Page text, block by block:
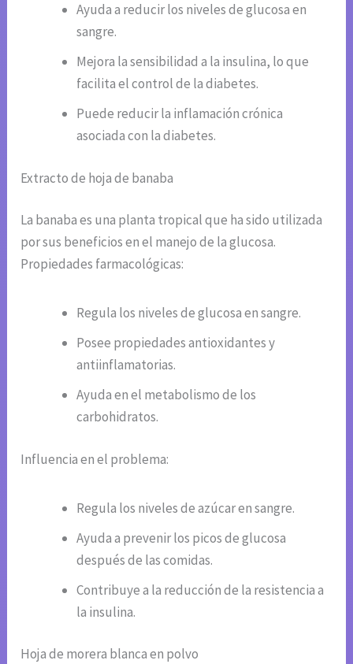
Ayuda a reducir los niveles de glucosa en
sangre.
Mejora la sensibilidad a la insulina, lo que
facilita el control de la diabetes.
Puede reducir la inflamación crónica
asociada con la diabetes.
Extracto de hoja de banaba
La banaba es una planta tropical que ha sido utilizada
por sus beneficios en el manejo de la glucosa.
Propiedades farmacológicas:
Regula los niveles de glucosa en sangre.
Posee propiedades antioxidantes y
antiinflamatorias.
Ayuda en el metabolismo de los
carbohidratos.
Influencia en el problema:
Regula los niveles de azúcar en sangre.
Ayuda a prevenir los picos de glucosa
después de las comidas.
Contribuye a la reducción de la resistencia a
la insulina.
Hoja de morera blanca en polvo